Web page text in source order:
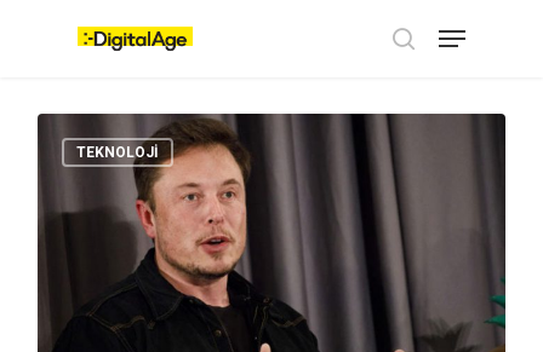
Menu
TEKNOLOJI